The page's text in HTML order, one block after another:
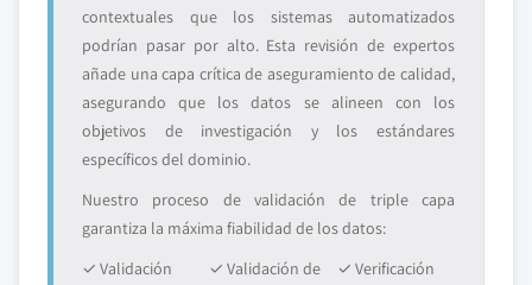
contextuales que los sistemas automatizados
podrían pasar por alto. Esta revisión de expertos
añade una capa crítica de aseguramiento de calidad,
asegurando que los datos se alineen con los
objetivos de investigación y los estándares
específicos del dominio.
Nuestro proceso de validación de triple capa
garantiza la máxima fiabilidad de los datos:
✓ Validación
✓ Validación de
✓ Verificación